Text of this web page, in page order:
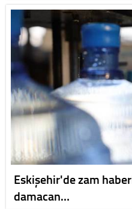
Eskişehir'de zam
damacan…